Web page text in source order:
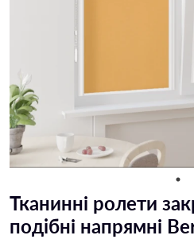
Тканинні ролети
подiбні напрямні